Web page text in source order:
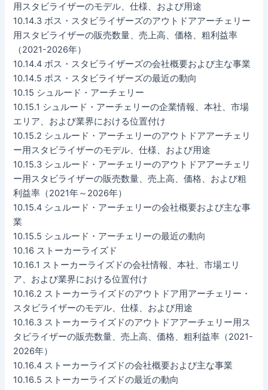
用スタビライザーのモデル、仕様、および用途
10.14.3 ボス・スタビライザーズのアウトドアアーチェリー
用スタビライザーの販売数量、売上高、価格、粗利益率
（2021-2026年）
10.14.4 ボス・スタビライザーズの会社概要および主な事業
10.14.5 ボス・スタビライザーズの最近の動向
10.15 シュルード・アーチェリー
10.15.1 シュルード・アーチェリーの企業情報、本社、市場
エリア、および業界における位置付け
10.15.2 シュルード・アーチェリーのアウトドアアーチェリ
ー用スタビライザーのモデル、仕様、および用途
10.15.3 シュルード・アーチェリーのアウトドアアーチェリ
ー用スタビライザーの販売数量、売上高、価格、および粗
利益率（2021年～2026年）
10.15.4 シュルード・アーチェリーの会社概要および主な事
業
10.15.5 シュルード・アーチェリーの最近の動向
10.16 ストーカーライズド
10.16.1 ストーカーライズドの会社情報、本社、市場エリ
ア、および業界における位置付け
10.16.2 ストーカーライズドのアウトドア用アーチェリー・
スタビライザーのモデル、仕様、および用途
10.16.3 ストーカーライズドのアウトドアアーチェリー用ス
タビライザーの販売数量、売上高、価格、粗利益率（2021-
2026年）
10.16.4 ストーカーライズドの会社概要および主な事業
10.16.5 ストーカーライズドの最近の動向